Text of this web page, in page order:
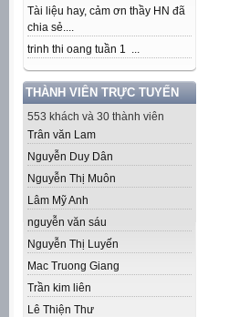
Tài liệu hay, cảm ơn thầy HN đã
chia sẻ....
trinh thi oang tuần 1 ...
THÀNH VIÊN TRỰC TUYẾN
553 khách và 30 thành viên
Trân văn Lam
Nguyễn Duy Dân
Nguyễn Thị Muôn
Lâm Mỹ Anh
nguyễn văn sáu
Nguyễn Thị Luyến
Mac Truong Giang
Trần kim liên
Lê Thiện Thư